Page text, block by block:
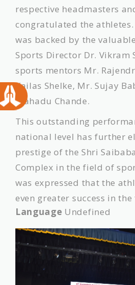
respective headmasters
congratulated the
was backed by the
Sports Director Dr. Vikram
sports mentors Mr.
Kailas Shelke, Mr. Sujay
Mahadu Chande.
​This outstanding
national level has further
prestige of the Shri
Complex in the field of
was expressed that the
even greater success in
Language Undefined